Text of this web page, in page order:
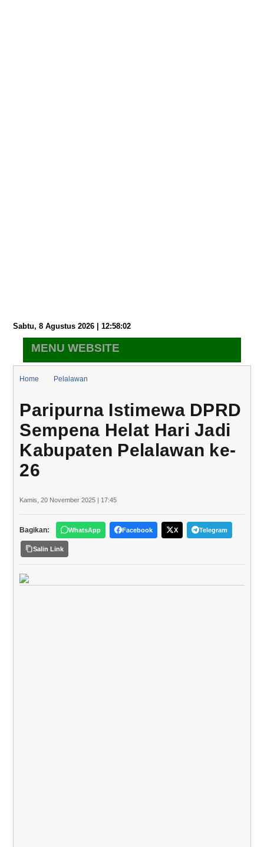
Sabtu, 8 Agustus 2026 | 12:58:02
MENU WEBSITE
Home
Pelalawan
Pelalawan ke-26
Paripurna Istimewa DPRD
Sempena Helat Hari Jadi
Kabupaten Pelalawan ke-
26
Kamis, 20 November 2025 | 17:45
Bagikan: WhatsApp Facebook X Telegram
Salin Link